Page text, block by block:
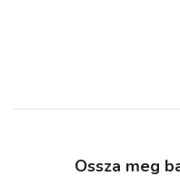
Ossza meg